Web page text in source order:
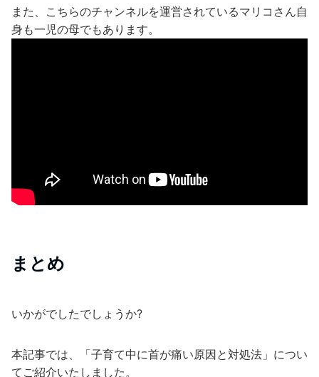
また、こちらのチャンネルを運営されているマリコさん自
身も一児の母でもあります。
まとめ
いかがでしたでしょうか?
本記事では、「子育て中に首が痛い原因と対処法」につい
てご紹介いたしました。